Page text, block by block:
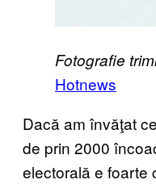
Fotografie
Hotne​ws
Dacă am învăţat
de prin 2000
electorală e foarte